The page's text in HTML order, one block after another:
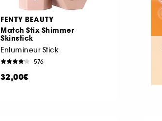
FENTY BEAUTY
Match Stix Shimmer
Skinstick
Enlumineur Stick
576
32,00€